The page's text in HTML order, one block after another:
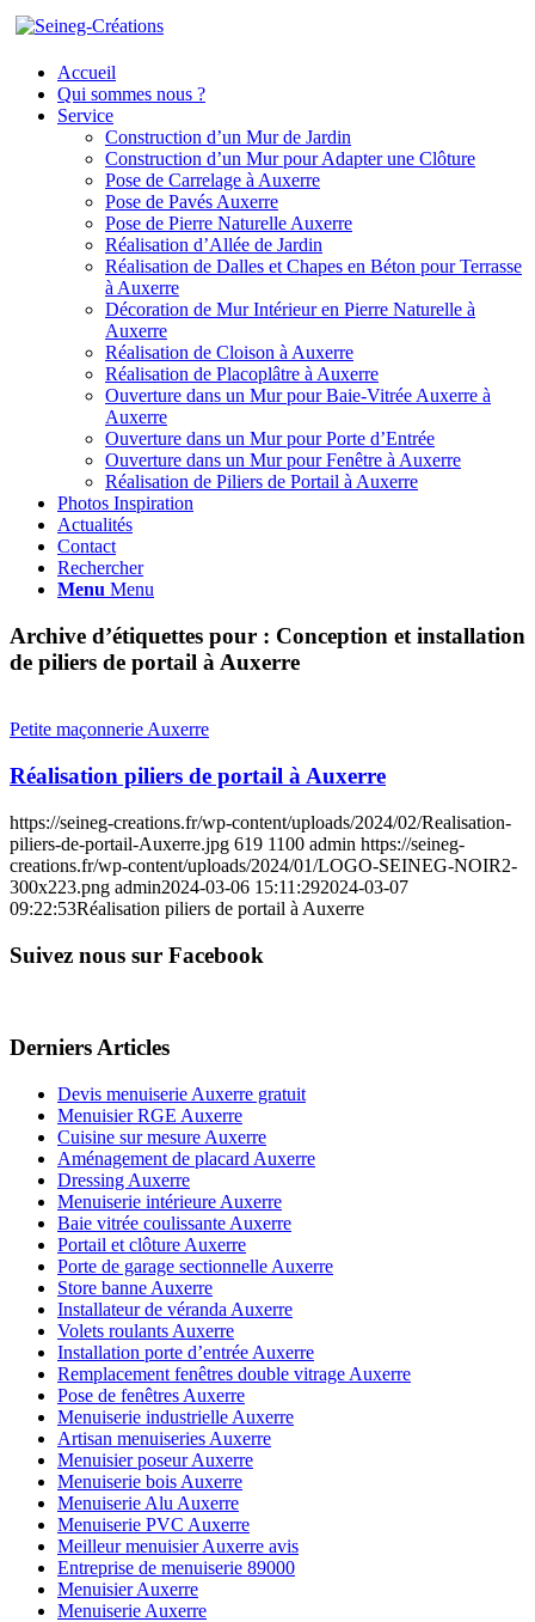
Accueil
Qui sommes nous ?
Service
Construction d’un Mur de Jardin
Construction d’un Mur pour Adapter une Clôture
Pose de Carrelage à Auxerre
Pose de Pavés Auxerre
Pose de Pierre Naturelle Auxerre
Réalisation d’Allée de Jardin
Réalisation de Dalles et Chapes en Béton pour Terrasse
à Auxerre
Décoration de Mur Intérieur en Pierre Naturelle à
Auxerre
Réalisation de Cloison à Auxerre
Réalisation de Placoplâtre à Auxerre
Ouverture dans un Mur pour Baie-Vitrée Auxerre à
Auxerre
Ouverture dans un Mur pour Porte d’Entrée
Ouverture dans un Mur pour Fenêtre à Auxerre
Réalisation de Piliers de Portail à Auxerre
Photos Inspiration
Actualités
Contact
Rechercher
Menu Menu
Archive d’étiquettes pour : Conception et installation
de piliers de portail à Auxerre
Petite maçonnerie Auxerre
Réalisation piliers de portail à Auxerre
https://seineg-creations.fr/wp-content/uploads/2024/02/Realisation-
piliers-de-portail-Auxerre.jpg 619 1100 admin https://seineg-
creations.fr/wp-content/uploads/2024/01/LOGO-SEINEG-NOIR2-
300x223.png admin2024-03-06 15:11:292024-03-07
09:22:53Réalisation piliers de portail à Auxerre
Suivez nous sur Facebook
Derniers Articles
Devis menuiserie Auxerre gratuit
Menuisier RGE Auxerre
Cuisine sur mesure Auxerre
Aménagement de placard Auxerre
Dressing Auxerre
Menuiserie intérieure Auxerre
Baie vitrée coulissante Auxerre
Portail et clôture Auxerre
Porte de garage sectionnelle Auxerre
Store banne Auxerre
Installateur de véranda Auxerre
Volets roulants Auxerre
Installation porte d’entrée Auxerre
Remplacement fenêtres double vitrage Auxerre
Pose de fenêtres Auxerre
Menuiserie industrielle Auxerre
Artisan menuiseries Auxerre
Menuisier poseur Auxerre
Menuiserie bois Auxerre
Menuiserie Alu Auxerre
Menuiserie PVC Auxerre
Meilleur menuisier Auxerre avis
Entreprise de menuiserie 89000
Menuisier Auxerre
Menuiserie Auxerre